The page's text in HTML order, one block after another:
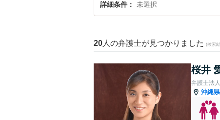
詳細条件 未選択
20 人の弁護士が見つかりました (検索
桜井
弁護士法
沖縄県